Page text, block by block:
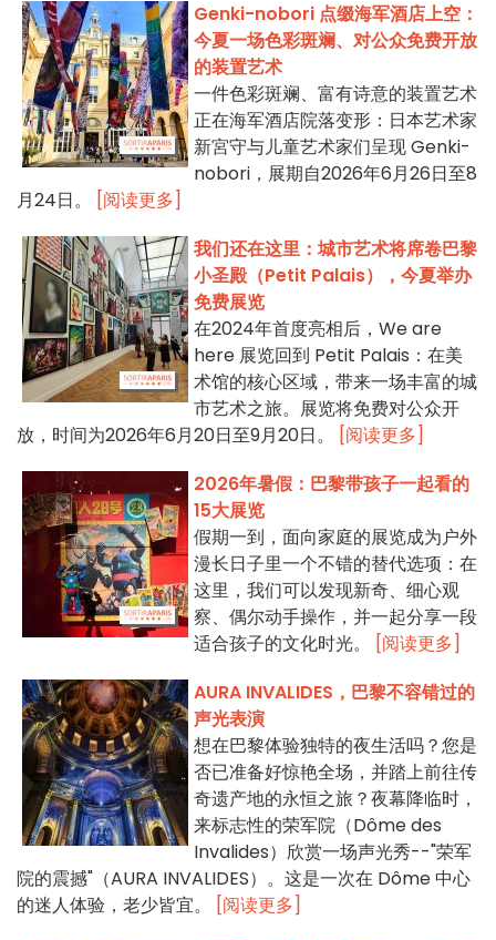
Genki-nobori 点缀海军酒店上空：
今夏一场色彩斑斓、对公众免费开放
的装置艺术
一件色彩斑斓、富有诗意的装置艺术
正在海军酒店院落变形：日本艺术家
新宮守与儿童艺术家们呈现 Genki-
nobori，展期自2026年6月26日至8
月24日。
[阅读更多]
我们还在这里：城市艺术将席卷巴黎
小圣殿（Petit Palais），今夏举办
免费展览
在2024年首度亮相后，We are
here 展览回到 Petit Palais：在美
术馆的核心区域，带来一场丰富的城
市艺术之旅。展览将免费对公众开
放，时间为2026年6月20日至9月20日。
[阅读更多]
2026年暑假：巴黎带孩子一起看的
15大展览
假期一到，面向家庭的展览成为户外
漫长日子里一个不错的替代选项：在
这里，我们可以发现新奇、细心观
察、偶尔动手操作，并一起分享一段
适合孩子的文化时光。
[阅读更多]
AURA INVALIDES，巴黎不容错过的
声光表演
想在巴黎体验独特的夜生活吗？您是
否已准备好惊艳全场，并踏上前往传
奇遗产地的永恒之旅？夜幕降临时，
来标志性的荣军院（Dôme des
Invalides）欣赏一场声光秀--"荣军
院的震撼"（AURA INVALIDES）。这是一次在 Dôme 中心
的迷人体验，老少皆宜。
[阅读更多]